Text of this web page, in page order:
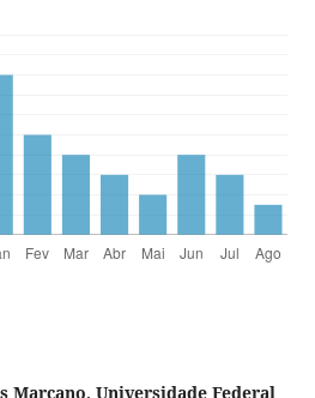
Marcano, Universidade Federal